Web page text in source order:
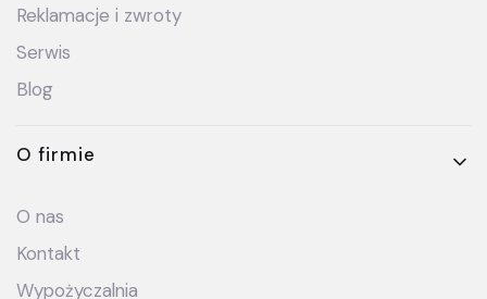
Reklamacje i zwroty
Serwis
Blog
O firmie
O nas
Kontakt
Wypożyczalnia